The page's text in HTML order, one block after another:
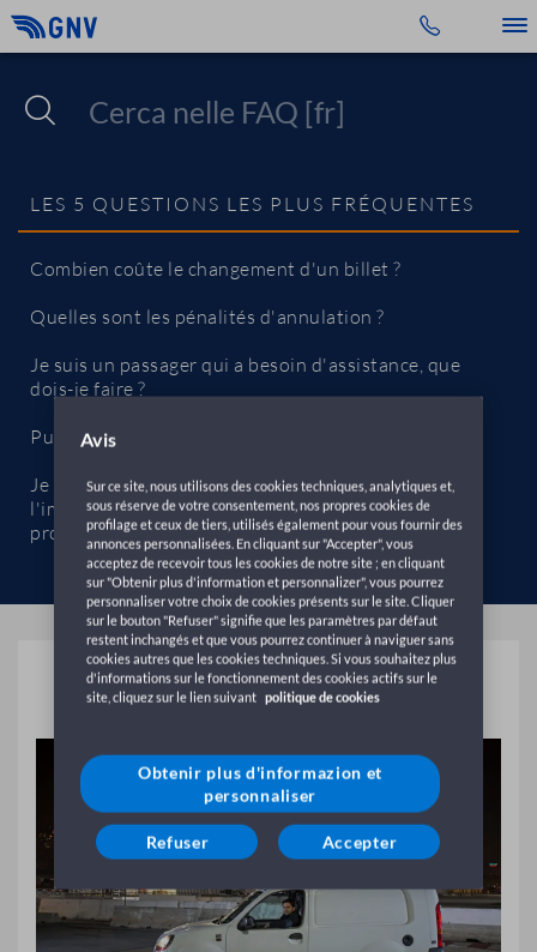
LES 5 QUESTIONS LES PLUS FRÉQUENTES
Combien coûte le changement d'un billet ?
Quelles sont les pénalités d'annulation ?
Je suis un passager qui a besoin d'assistance, que
dois-je faire ?
Puis-je embarquer si j’ai oublié ma pièce d’identité ?
Je souhaite réserver mais je n'ai pas encore
l'immatriculation du véhicule, comment dois-je
procéder ?
Véhicules
Avis
Sur ce site, nous utilisons des cookies techniques, analytiques et,
sous réserve de votre consentement, nos propres cookies de
profilage et ceux de tiers, utilisés également pour vous fournir des
annonces personnalisées. En cliquant sur "Accepter", vous
acceptez de recevoir tous les cookies de notre site ; en cliquant
sur "Obtenir plus d'information et personnalizer", vous pourrez
personnaliser votre choix de cookies présents sur le site. Cliquer
sur le bouton "Refuser" signifie que les paramètres par défaut
restent inchangés et que vous pourrez continuer à naviguer sans
cookies autres que les cookies techniques. Si vous souhaitez plus
d'informations sur le fonctionnement des cookies actifs sur le
site, cliquez sur le lien suivant politique de cookies
Obtenir plus d'informazion et
personnaliser
Refuser Accepter